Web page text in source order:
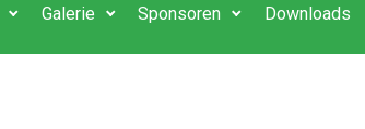
Galerie Sponsoren Downloads